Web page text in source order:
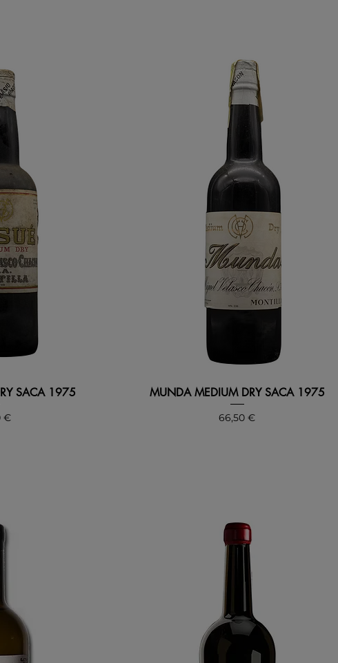
SACA 1975
€
MUNDA MEDIUM DRY SACA 1975
Precio
66,50 €